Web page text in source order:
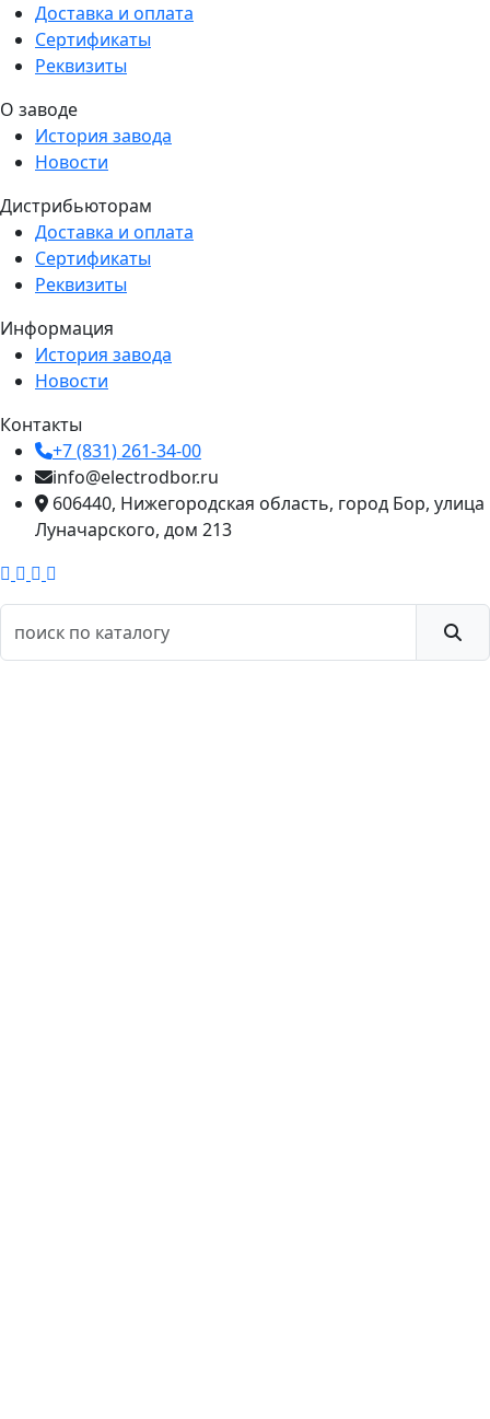
Доставка и оплата
Сертификаты
Реквизиты
О заводе
История завода
Новости
Дистрибьюторам
Доставка и оплата
Сертификаты
Реквизиты
Информация
История завода
Новости
Контакты
+7 (831) 261-34-00
info@electrodbor.ru
606440, Нижегородская область, город Бор, улица
Луначарского, дом 213